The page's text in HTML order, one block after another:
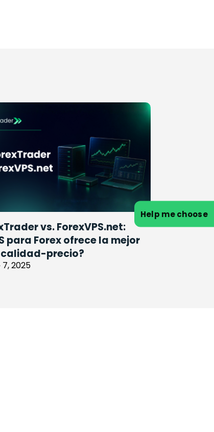
vs. ForexVPS.net:
para Forex ofrece la mejor
precio?
2025
Help me choose